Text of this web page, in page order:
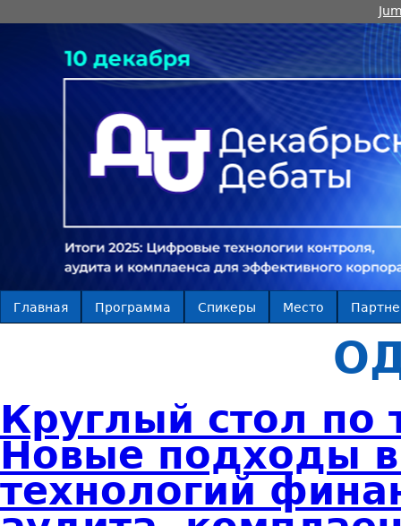
Главная Программа Спикеры Место
Круглый стол по
Новые подходы в
технологий